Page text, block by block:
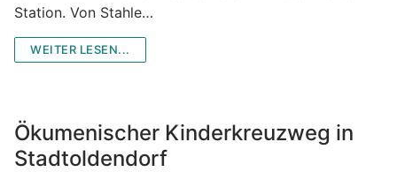
Station. Von Stahle…
WEITER LESEN...
Ökumenischer Kinderkreuzweg in
Stadtoldendorf